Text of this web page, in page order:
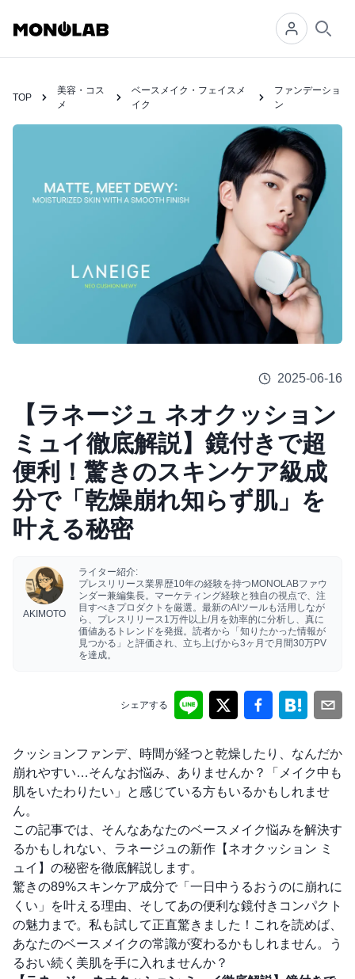
TOP
美容・コス
メ
ベースメイク・フェイスメ
イク
ファンデーショ
ン
2025-06-16
【ラネージュ ネオクッション
ミュイ徹底解説】鏡付きで超
便利！驚きのスキンケア級成
分で「乾燥崩れ知らず肌」を
叶える秘密
AKIMOTO
ライター紹介:
プレスリリース業界歴10年の経験を持つMONOLABファウ
ンダー兼編集長。マーケティング経験と独自の視点で、注
目すべきプロダクトを厳選。最新のAIツールも活用しなが
ら、プレスリリース1万件以上/月を効率的に分析し、真に
価値あるトレンドを発掘。読者から「知りたかった情報が
見つかる」と評価され、立ち上げから3ヶ月で月間30万PV
を達成。
シェアする
クッションファンデ、時間が経つと乾燥したり、なんだか
崩れやすい…そんなお悩み、ありませんか？「メイク中も
肌をいたわりたい」と感じている方もいるかもしれませ
ん。
この記事では、そんなあなたのベースメイク悩みを解決す
るかもしれない、ラネージュの新作【ネオクッション ミ
ュイ】の秘密を徹底解説します。
驚きの89%スキンケア成分で「一日中うるおうのに崩れに
くい」を叶える理由、そしてあの便利な鏡付きコンパクト
の魅力まで。私も試して正直驚きました！これを読めば、
あなたのベースメイクの常識が変わるかもしれません。う
るおい続く美肌を手に入れませんか？